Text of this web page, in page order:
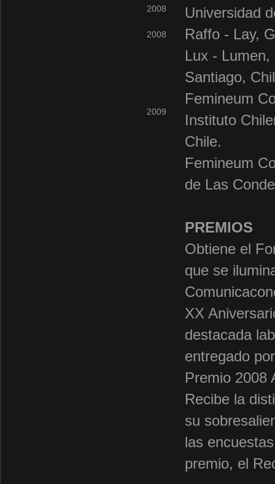
2008
2008
2009
Universidad
Raffo - Lay,
Lux -
Santiago,
Femineum
Instituto
Chile.
Femineum
de Las
PREMIOS
Obtiene el
que se
XX
destacada
entregado
Premio 2008
Recibe la
su
las
premio, el